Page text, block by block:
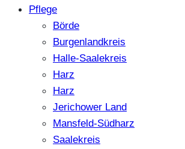
Pflege
Börde
Burgenlandkreis
Halle-Saalekreis
Harz
Harz
Jerichower Land
Mansfeld-Südharz
Saalekreis